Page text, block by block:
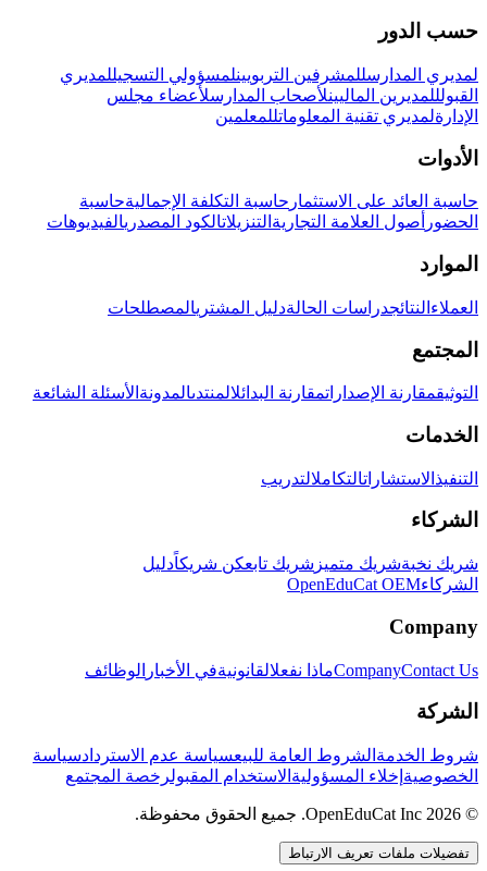
حسب الدور
لمديري المدارسللمشرفين التربويينلمسؤولي التسجيللمديري
القبولللمديرين الماليينلأصحاب المدارسلأعضاء مجلس
الإدارةلمديري تقنية المعلوماتللمعلمين
الأدوات
حاسبة العائد على الاستثمار حاسبة التكلفة الإجماليةحاسبة
الحضور أصول العلامة التجارية التنزيلاتالكود المصدريالفيديوهات
الموارد
العملاء النتائجدراسات الحالةدليل المشتريالمصطلحات
المجتمع
التوثيقمقارنة الإصداراتمقارنة البدائلالمنتدىالمدونة الأسئلة الشائعة
الخدمات
التنفيذ الاستشاراتالتكاملالتدريب
الشركاء
شريك نخبةشريك متميز شريك تابعكن شريكاًدليل
الشركاءOpenEduCat OEM
Company
CompanyContact Us ماذا نفعلالقانونيةفي الأخبار الوظائف
الشركة
شروط الخدمة الشروط العامة للبيعسياسة عدم الاستردادسياسة
الخصوصية إخلاء المسؤولية الاستخدام المقبولرخصة المجتمع
© 2026 OpenEduCat Inc. جميع الحقوق محفوظة.
تفضيلات ملفات تعريف الارتباط